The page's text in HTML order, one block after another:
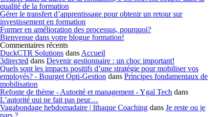
qualité de la formation
Gérer le transfert d’apprentissage pour obtenir un retour sur
investissement en formation
Former en amélioration des processus, pourquoi?
Bienvenue dans votre blogue formation!
Commentaires récents
DuckCTR Solutions dans Accueil
3directed dans Devenir gestionnaire : un choc important!
Quels sont les impacts positifs d’une stratégie pour mobiliser vos
employés? - Bourget Opti-Gestion dans Principes fondamentaux de
mobilisation
Refonte de thème - Autorité et management - Ygal Tech dans
L’autorité qui ne fait pas peur…
Vagabondage hebdomadaire | Ithaque Coaching dans Je reste ou je
pars ?